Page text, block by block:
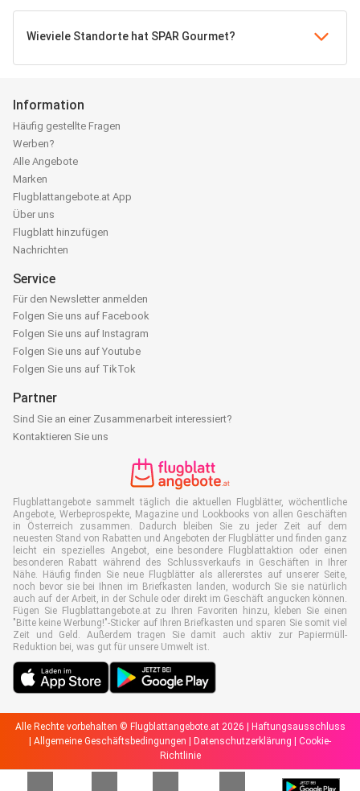
Wieviele Standorte hat SPAR Gourmet?
Information
Häufig gestellte Fragen
Werben?
Alle Angebote
Marken
Flugblattangebote.at App
Über uns
Flugblatt hinzufügen
Nachrichten
Service
Für den Newsletter anmelden
Folgen Sie uns auf Facebook
Folgen Sie uns auf Instagram
Folgen Sie uns auf Youtube
Folgen Sie uns auf TikTok
Partner
Sind Sie an einer Zusammenarbeit interessiert?
Kontaktieren Sie uns
Flugblattangebote sammelt täglich die aktuellen Flugblätter, wöchentliche
Angebote, Werbeprospekte, Magazine und Lookbooks von allen Geschäften
in Österreich zusammen. Dadurch bleiben Sie zu jeder Zeit auf dem
neuesten Stand von Rabatten und Angeboten der Flugblätter und finden ganz
leicht ein spezielles Angebot, eine besondere Flugblattaktion oder einen
besonderen Rabatt während des Schlussverkaufs in Geschäften in Ihrer
Nähe. Häufig finden Sie neue Flugblätter als allererstes auf unserer Seite,
noch bevor sie bei Ihnen im Briefkasten landen, wodurch Sie sie natürlich
auch auf der Arbeit, in der Schule oder direkt im Geschäft angucken können.
Fügen Sie Flugblattangebote.at zu Ihren Favoriten hinzu, kleben Sie einen
"Bitte keine Werbung!"-Sticker auf Ihren Briefkasten und sparen Sie somit viel
Zeit und Geld. Außerdem tragen Sie damit auch aktiv zur Papiermüll-
Reduktion bei, was gut für unsere Umwelt ist.
Alle Rechte vorbehalten © Flugblattangebote.at 2026 |
Haftungsausschluss
Allgemeine Geschäftsbedingungen Datenschutzerklärung
Cookie-
Richtlinie